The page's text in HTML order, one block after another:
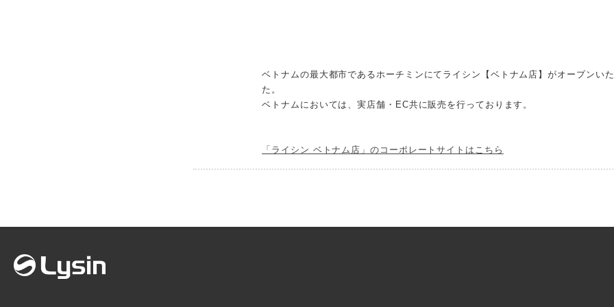
ベトナムの最大都市であるホーチミンにてライシン【ベトナム店】がオープンい
た。
ベトナムにおいては、実店舗・EC共に販売を行っております。
「ライシン ベトナム店」のコーポレートサイトはこちら